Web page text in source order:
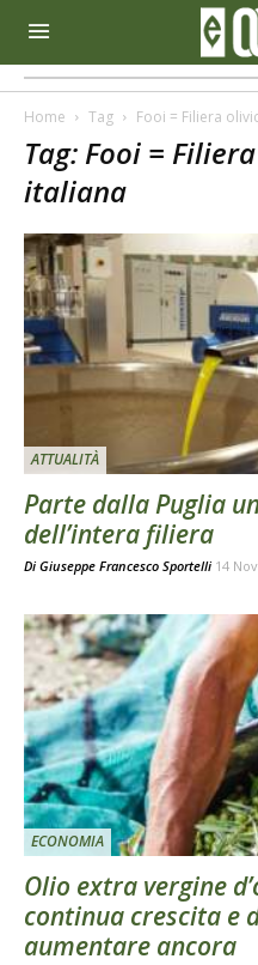
Home Tag Fooi = Filiera
Tag: Fooi =
italiana
ATTUALITÀ
Parte dalla Puglia
dell’intera filiera
Di Giuseppe Francesco Sportelli 14
ECONOMIA
Olio extra vergine
continua crescita e
aumentare ancora